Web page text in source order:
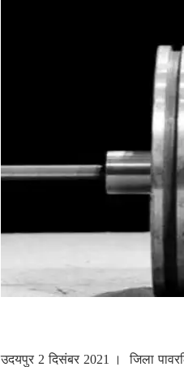
उदयपुर 2 दिसंबर 2021 । जिला